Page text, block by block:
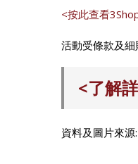
<按此查看
活動受條款及
<了解
資料及圖片來